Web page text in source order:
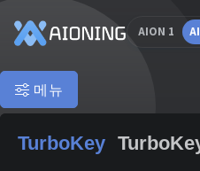
AION 1
메뉴
TurboKey